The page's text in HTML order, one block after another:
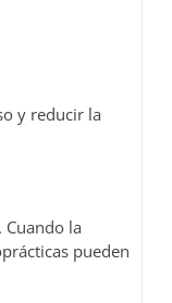
y reducir la
la
pueden